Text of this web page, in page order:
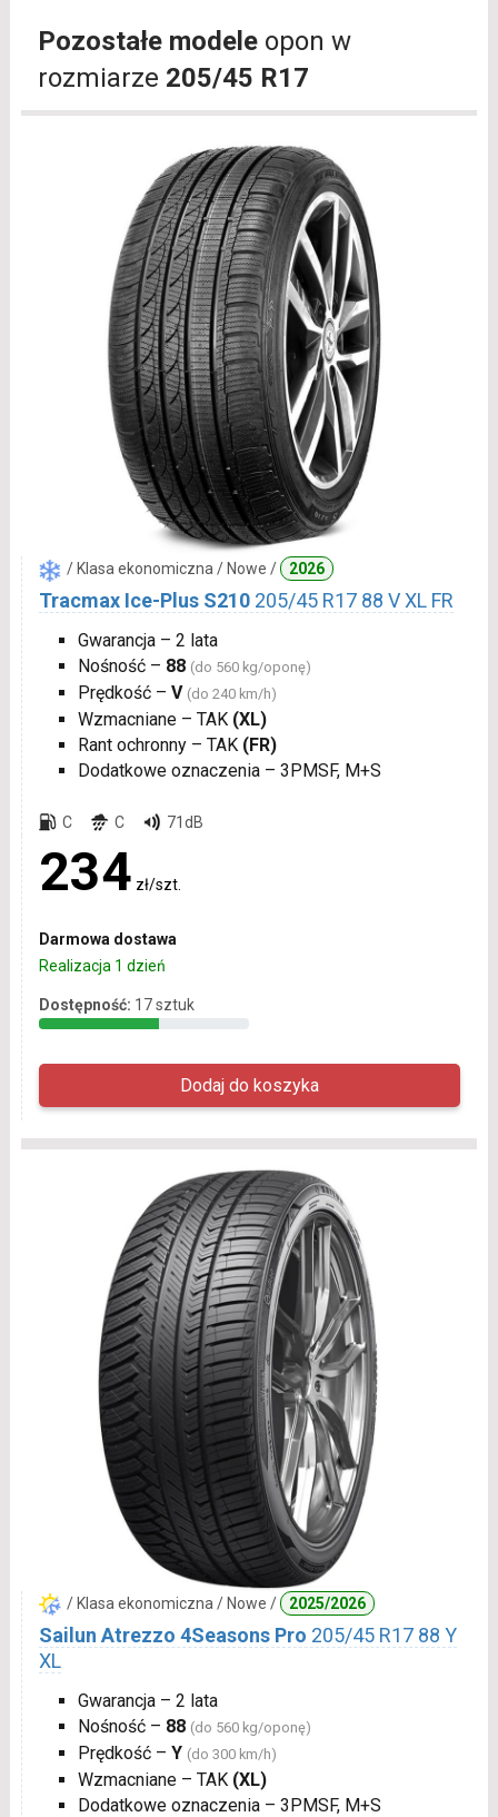
Pozostałe modeleopon w
rozmiarze 205/45 R17
/ Klasa ekonomiczna / Nowe / 2026
Tracmax Ice-Plus S210 205/45 R17 88 V XL FR
Gwarancja – 2 lata
Nośność – 88 (do 560 kg/oponę)
Prędkość – V (do 240 km/h)
Wzmacniane – TAK (XL)
Rant ochronny – TAK (FR)
Dodatkowe oznaczenia – 3PMSF, M+S
C C 71dB
234 zł/szt.
Darmowa dostawa
Realizacja 1 dzień
Dostępność: 17 sztuk
/ Klasa ekonomiczna / Nowe / 2025/2026
Sailun Atrezzo 4Seasons Pro 205/45 R17 88 Y
XL
Gwarancja – 2 lata
Nośność – 88 (do 560 kg/oponę)
Prędkość – Y (do 300 km/h)
Wzmacniane – TAK (XL)
Dodatkowe oznaczenia – 3PMSF, M+S